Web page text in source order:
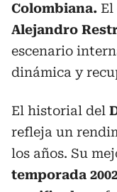
Colombiana.
Alejandro
escenario
dinámica y
El historial del
refleja un
los años. Su
temporada